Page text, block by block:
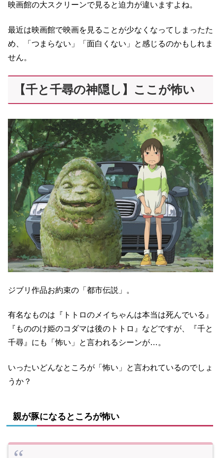
映画館の大スクリーンで見ると迫力が違いますよね。
最近は映画館で映画を見ることが少なくなってしまったた
め、「つまらない」「面白くない」と感じるのかもしれま
せん。
【千と千尋の神隠し】ここが怖い
ジブリ作品お約束の「都市伝説」。
有名なものは『トトロのメイちゃんは本当は死んでいる』
『もののけ姫のコダマは後のトトロ』などですが、『千と
千尋』にも「怖い」と言われるシーンが…。
いったいどんなところが「怖い」と言われているのでしょ
うか？
親が豚になるところが怖い